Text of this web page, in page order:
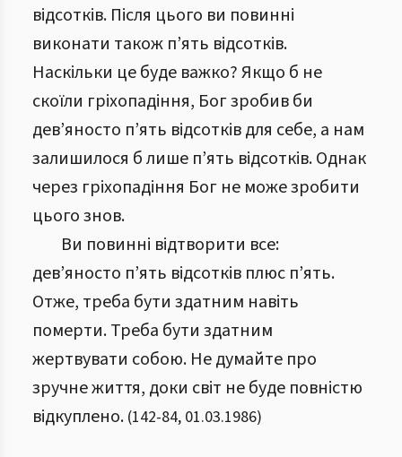
відсотків. Після цього ви повинні
виконати також п’ять відсотків.
Наскільки це буде важко? Якщо б не
скоїли гріхопадіння, Бог зробив би
дев’яносто п’ять відсотків для себе, а нам
залишилося б лише п’ять відсотків. Однак
через гріхопадіння Бог не може зробити
цього знов.
Ви повинні відтворити все:
дев’яносто п’ять відсотків плюс п’ять.
Отже, треба бути здатним навіть
померти. Треба бути здатним
жертвувати собою. Не думайте про
зручне життя, доки світ не буде повністю
відкуплено. (142-84, 01.03.1986)